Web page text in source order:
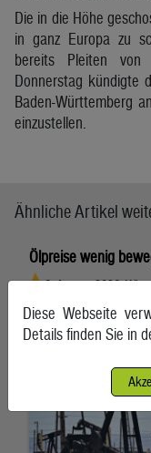
Die in die Höhe
in ganz Europa zu
bereits Pleiten von
Donnerstag kündigte
Baden-Württemberg
einzustellen.
Ähnliche Artikel
Ölpreise wenig
6. August 2026, Wien
Diese Webseite
Details finden Sie in